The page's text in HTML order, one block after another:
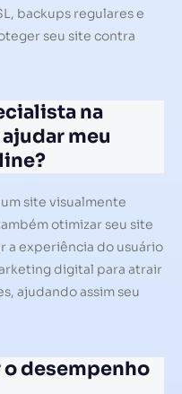
backups regulares e
seu site contra
na
meu
site visualmente
otimizar seu site
a experiência do usuário
digital para atrair
ajudando assim seu
desempenho